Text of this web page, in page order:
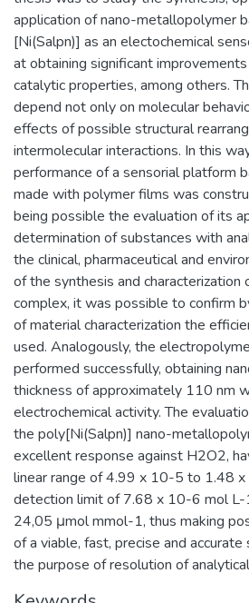
application of nano-metallopolymer
[Ni(Salpn)] as an electochemical
at obtaining significant
catalytic properties, among others.
depend not only on molecular
effects of possible structural
intermolecular interactions. In this
performance of a sensorial platform
made with polymer films was
being possible the evaluation of its
determination of substances with
the clinical, pharmaceutical and
of the synthesis and characterization
complex, it was possible to confirm
of material characterization the
used. Analogously, the
performed successfully, obtaining
thickness of approximately 110 nm
electrochemical activity. The
the poly[Ni(Salpn)] nano-
excellent response against H2O2,
linear range of 4.99 x 10-5 to 1.48
detection limit of 7.68 x 10-6 mol L-
24,05 μmol mmol-1, thus making
of a viable, fast, precise and
the purpose of resolution of